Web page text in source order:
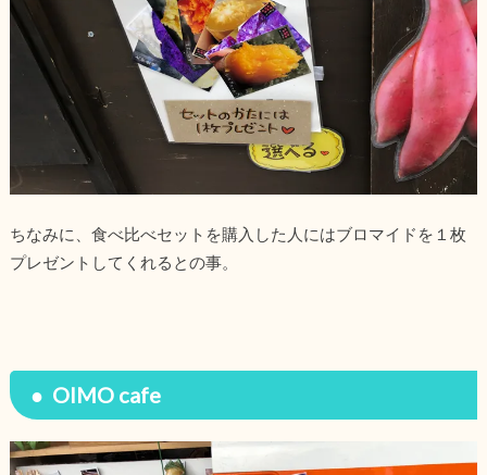
ちなみに、食べ比べセットを購入した人にはブロマイドを１枚
プレゼントしてくれるとの事。
OIMO cafe